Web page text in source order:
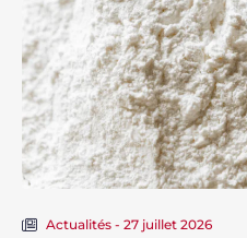
Actualités - 27 juillet 2026